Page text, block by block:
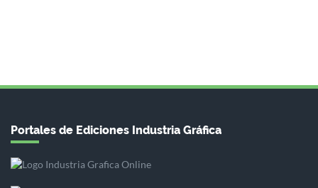
Portales de Ediciones Industria Gráfica